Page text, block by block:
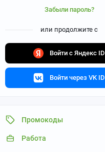
Забыли пароль?
или продолжите с
Войти с Яндекс ID
Войти через VK ID
Промокоды
Работа